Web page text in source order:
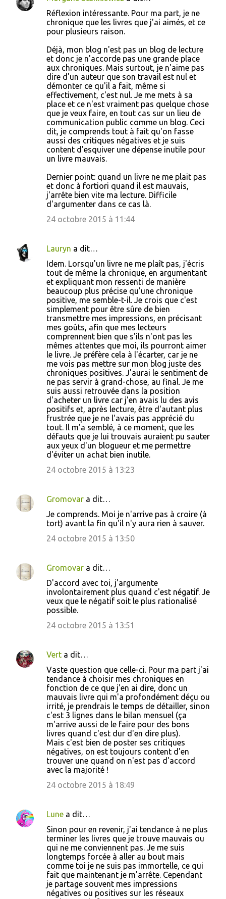
Réflexion intéressante. Pour ma part, je ne
chronique que les livres que j'ai aimés, et ce
pour plusieurs raison.
Déjà, mon blog n'est pas un blog de lecture
et donc je n'accorde pas une grande place
aux chroniques. Mais surtout, je n'aime pas
dire d'un auteur que son travail est nul et
démonter ce qu'il a fait, même si
effectivement, c'est nul. Je me mets à sa
place et ce n'est vraiment pas quelque chose
que je veux faire, en tout cas sur un lieu de
communication public comme un blog. Ceci
dit, je comprends tout à fait qu'on fasse
aussi des critiques négatives et je suis
content d'esquiver une dépense inutile pour
un livre mauvais.
Dernier point: quand un livre ne me plait pas
et donc à fortiori quand il est mauvais,
j'arrête bien vite ma lecture. Difficile
d'argumenter dans ce cas là.
24 octobre 2015 à 11:44
Lauryn a dit…
Idem. Lorsqu'un livre ne me plaît pas, j'écris
tout de même la chronique, en argumentant
et expliquant mon ressenti de manière
beaucoup plus précise qu'une chronique
positive, me semble-t-il. Je crois que c'est
simplement pour être sûre de bien
transmettre mes impressions, en précisant
mes goûts, afin que mes lecteurs
comprennent bien que s'ils n'ont pas les
mêmes attentes que moi, ils pourront aimer
le livre. Je préfère cela à l'écarter, car je ne
me vois pas mettre sur mon blog juste des
chroniques positives. J'aurai le sentiment de
ne pas servir à grand-chose, au final. Je me
suis aussi retrouvée dans la position
d'acheter un livre car j'en avais lu des avis
positifs et, après lecture, être d'autant plus
frustrée que je ne l'avais pas apprécié du
tout. Il m'a semblé, à ce moment, que les
défauts que je lui trouvais auraient pu sauter
aux yeux d'un blogueur et me permettre
d'éviter un achat bien inutile.
24 octobre 2015 à 13:23
Gromovar a dit…
Je comprends. Moi je n'arrive pas à croire (à
tort) avant la fin qu'il n'y aura rien à sauver.
24 octobre 2015 à 13:50
Gromovar a dit…
D'accord avec toi, j'argumente
involontairement plus quand c'est négatif. Je
veux que le négatif soit le plus rationalisé
possible.
24 octobre 2015 à 13:51
Vert a dit…
Vaste question que celle-ci. Pour ma part j'ai
tendance à choisir mes chroniques en
fonction de ce que j'en ai dire, donc un
mauvais livre qui m'a profondément déçu ou
irrité, je prendrais le temps de détailler, sinon
c'est 3 lignes dans le bilan mensuel (ça
m'arrive aussi de le faire pour des bons
livres quand c'est dur d'en dire plus).
Mais c'est bien de poster ses critiques
négatives, on est toujours content d'en
trouver une quand on n'est pas d'accord
avec la majorité !
24 octobre 2015 à 18:49
Lune a dit…
Sinon pour en revenir, j'ai tendance à ne plus
terminer les livres que je trouve mauvais ou
qui ne me conviennent pas. Je me suis
longtemps forcée à aller au bout mais
comme toi je ne suis pas immortelle, ce qui
fait que maintenant je m'arrête. Cependant
je partage souvent mes impressions
négatives ou positives sur les réseaux